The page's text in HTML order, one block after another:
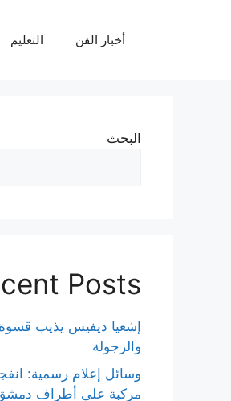
أخبار الفن التعليم
البحث
Posts
إشعيا ديفيس يذيب
والرجولة
وسائل إعلام رسمية:
مركبة على أطراف